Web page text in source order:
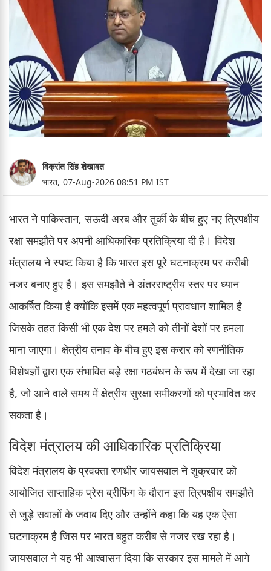
विक्रांत सिंह शेखावत
भारत, 07-Aug-2026 08:51 PM IST
भारत ने पाकिस्तान, सऊदी अरब और तुर्की के बीच हुए नए त्रिपक्षीय
रक्षा समझौते पर अपनी आधिकारिक प्रतिक्रिया दी है। विदेश
मंत्रालय ने स्पष्ट किया है कि भारत इस पूरे घटनाक्रम पर करीबी
नजर बनाए हुए है। इस समझौते ने अंतरराष्ट्रीय स्तर पर ध्यान
आकर्षित किया है क्योंकि इसमें एक महत्वपूर्ण प्रावधान शामिल है
जिसके तहत किसी भी एक देश पर हमले को तीनों देशों पर हमला
माना जाएगा। क्षेत्रीय तनाव के बीच हुए इस करार को रणनीतिक
विशेषज्ञों द्वारा एक संभावित बड़े रक्षा गठबंधन के रूप में देखा जा रहा
है, जो आने वाले समय में क्षेत्रीय सुरक्षा समीकरणों को प्रभावित कर
सकता है।
विदेश मंत्रालय की आधिकारिक प्रतिक्रिया
विदेश मंत्रालय के प्रवक्ता रणधीर जायसवाल ने शुक्रवार को
आयोजित साप्ताहिक प्रेस ब्रीफिंग के दौरान इस त्रिपक्षीय समझौते
से जुड़े सवालों के जवाब दिए और उन्होंने कहा कि यह एक ऐसा
घटनाक्रम है जिस पर भारत बहुत करीब से नजर रख रहा है।
जायसवाल ने यह भी आश्वासन दिया कि सरकार इस मामले में आगे